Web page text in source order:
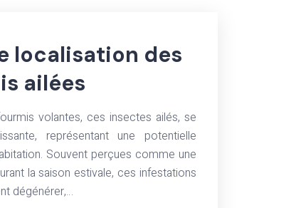
localisation des
ailées
volantes, ces insectes ailés, se
représentant une potentielle
Souvent perçues comme une
la saison estivale, ces infestations
dégénérer,…